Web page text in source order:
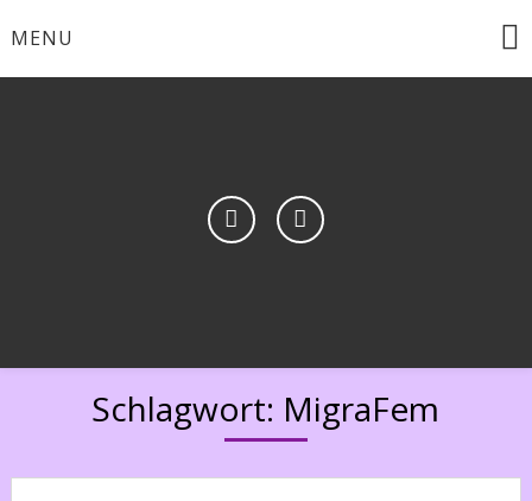
toMENU
Schlagwort: MigraFem